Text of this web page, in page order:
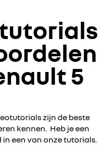
5
zijn de beste
kennen. Heb je een
een van onze tutorials.